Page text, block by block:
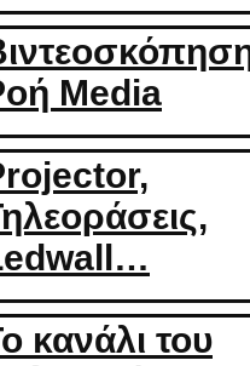
Media
κανάλι του